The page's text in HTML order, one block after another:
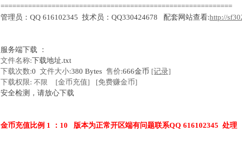
===========================================================
管理员：QQ 616102345 技术员：QQ330424678 配套网站查看:http://
服务端下载 ：
文件名称:下载地址.txt
下载次数:0 文件大小:380 Bytes 售价:666金币 [记录]
下载权限: 不限 [金币充值]
[免费赚金币]
安全检测，请放心下载
金币充值比例 1 ：10 版本为正常开区端有问题联系QQ 616102345 处理